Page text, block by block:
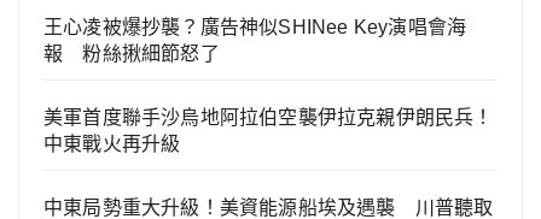
王心凌被爆抄襲？廣告神似SHINee Key演唱會海
報 粉絲揪細節怒了
美軍首度聯手沙烏地阿拉伯空襲伊拉克親伊朗民兵！
中東戰火再升級
中東局勢重大升級！美資能源船埃及遇襲 川普聽取